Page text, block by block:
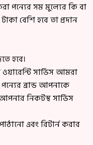
পন্যের সম মুল্যের কি বা
বেশি হবে তা প্রদান
হবে।
সার্ভিস আমরা
ব্রান্ড আপনাকে
আপনার নিকটস্থ সার্ভিস
এবং রিটার্ন করার